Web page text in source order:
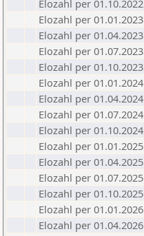
Elozahl per 01.10.2022
Elozahl per 01.01.2023
Elozahl per 01.04.2023
Elozahl per 01.07.2023
Elozahl per 01.10.2023
Elozahl per 01.01.2024
Elozahl per 01.04.2024
Elozahl per 01.07.2024
Elozahl per 01.10.2024
Elozahl per 01.01.2025
Elozahl per 01.04.2025
Elozahl per 01.07.2025
Elozahl per 01.10.2025
Elozahl per 01.01.2026
Elozahl per 01.04.2026